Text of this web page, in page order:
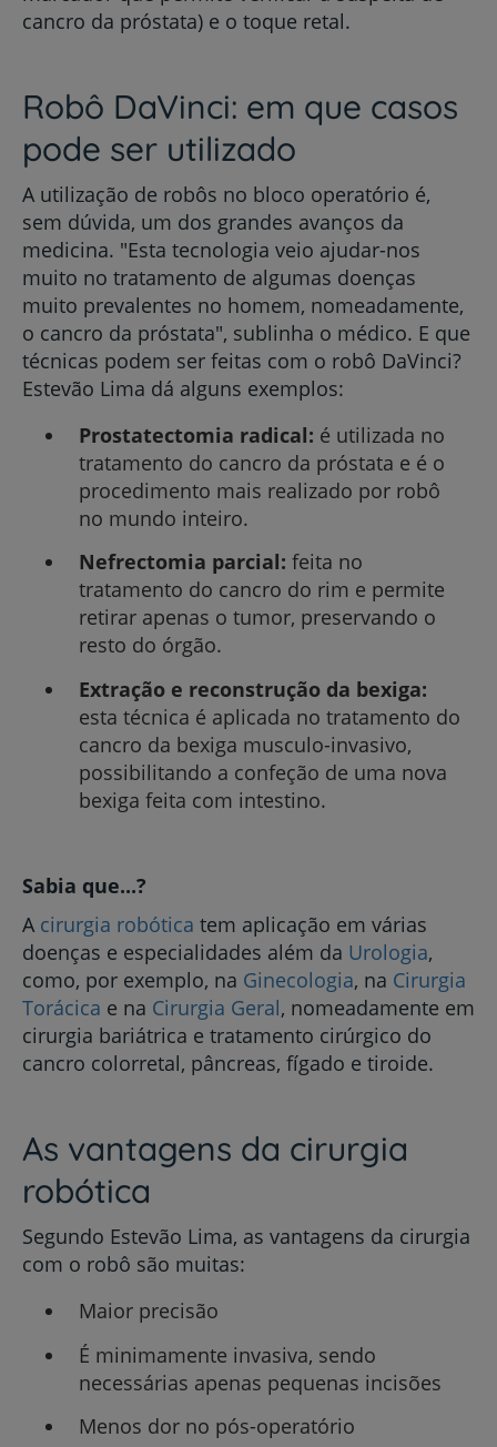
cancro da próstata) e o toque retal.
Robô DaVinci: em que casos
pode ser utilizado
A utilização de robôs no bloco operatório é,
sem dúvida, um dos grandes avanços da
medicina. "Esta tecnologia veio ajudar-nos
muito no tratamento de algumas doenças
muito prevalentes no homem, nomeadamente,
o cancro da próstata", sublinha o médico. E que
técnicas podem ser feitas com o robô DaVinci?
Estevão Lima dá alguns exemplos:
Prostatectomia radical: é utilizada no
tratamento do cancro da próstata e é o
procedimento mais realizado por robô
no mundo inteiro.
Nefrectomia parcial: feita no
tratamento do cancro do rim e permite
retirar apenas o tumor, preservando o
resto do órgão.
Extração e reconstrução da bexiga:
esta técnica é aplicada no tratamento do
cancro da bexiga musculo-invasivo,
possibilitando a confeção de uma nova
bexiga feita com intestino.
Sabia que...?
A cirurgia robótica tem aplicação em várias
doenças e especialidades além da Urologia,
como, por exemplo, na Ginecologia, na Cirurgia
Torácica e na Cirurgia Geral, nomeadamente em
cirurgia bariátrica e tratamento cirúrgico do
cancro colorretal, pâncreas, fígado e tiroide.
As vantagens da cirurgia
robótica
Segundo Estevão Lima, as vantagens da cirurgia
com o robô são muitas:
Maior precisão
É minimamente invasiva, sendo
necessárias apenas pequenas incisões
Menos dor no pós-operatório